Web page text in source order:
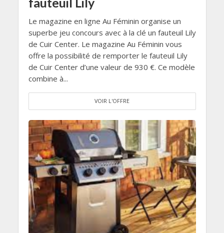
Le magazine en ligne Au Féminin organise un
superbe jeu concours avec à la clé un fauteuil Lily
de Cuir Center. Le magazine Au Féminin vous
offre la possibilité de remporter le fauteuil Lily
de Cuir Center d’une valeur de 930 €. Ce modèle
combine à...
VOIR L'OFFRE